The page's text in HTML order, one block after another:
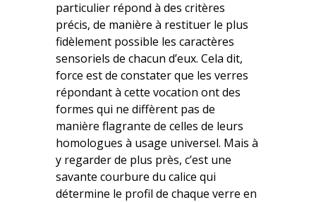
particulier répond à des critères
précis, de manière à restituer le plus
fidèlement possible les caractères
sensoriels de chacun d’eux. Cela dit,
force est de constater que les verres
répondant à cette vocation ont des
formes qui ne diffèrent pas de
manière flagrante de celles de leurs
homologues à usage universel. Mais à
y regarder de plus près, c’est une
savante courbure du calice qui
détermine le profil de chaque verre en